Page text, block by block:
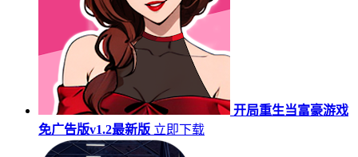
开局重生当富豪游戏
免广告版v1.2最新版 立即下载